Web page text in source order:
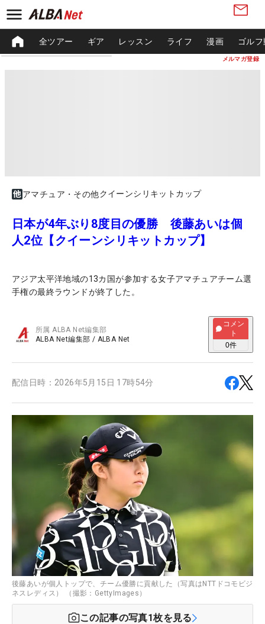
メルマガ登録
全ツアー ギア レッスン ライフ 漫画 ゴル
アマチュア・その他クイーンシリキットカップ
日本が4年ぶり8度目の優勝 後藤あいは個
人2位【クイーンシリキットカップ】
アジア太平洋地域の13カ国が参加する女子アマチュアチーム選
手権の最終ラウンドが終了した。
所属ALBA Net編集部
ALBA Net編集部 / ALBA Net
コメン
ト
0件
配信日時： 2026年5月15日 17時54分
後藤あいが個人トップで、チーム優勝に貢献した（写真はNTTドコモビジ
ネスレディス） （撮影：GettyImages）
この記事の写真1枚を見る